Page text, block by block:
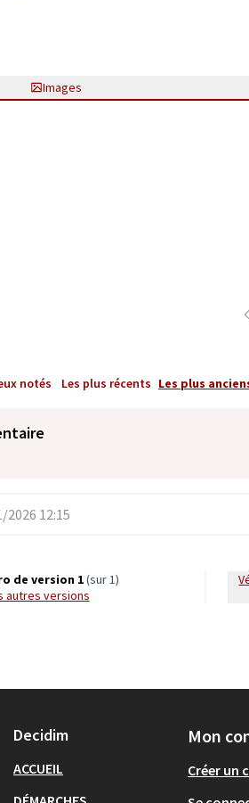
Images
notés Les plus récents Les plus
12:15
de version 1(sur 1)
autres versions
Vérifiez l'empreinte
Decidim
ACCUEIL
Mon
Créer un